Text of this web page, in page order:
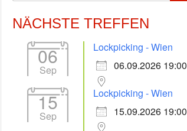
NÄCHSTE TREFFEN
06
Sep
Lockpicking - Wien
06.09.2026 19:00
15
Sep
Lockpicking - Wien
15.09.2026 19:00